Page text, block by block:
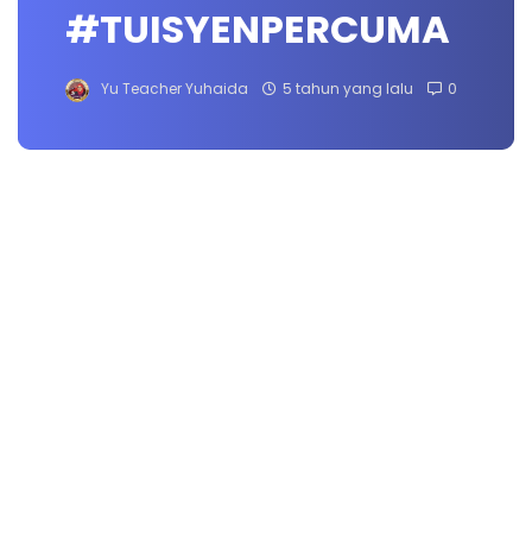
#TUISYENPERCUMA
Yu Teacher Yuhaida 5 tahun yang lalu 0